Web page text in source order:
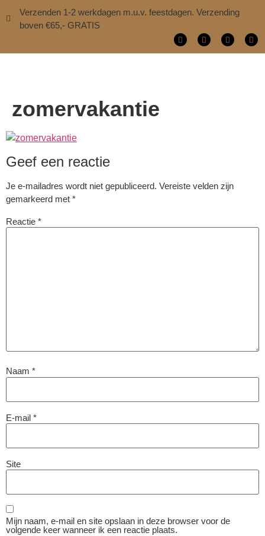
Verzenden 1-2 werkdagen m.u.v. feestdagen. Verzending
boven €65,- GRATIS
zomervakantie
Geef een reactie
Je e-mailadres wordt niet gepubliceerd. Vereiste velden zijn
gemarkeerd met *
Reactie *
Naam *
E-mail *
Site
Mijn naam, e-mail en site opslaan in deze browser voor de
volgende keer wanneer ik een reactie plaats.